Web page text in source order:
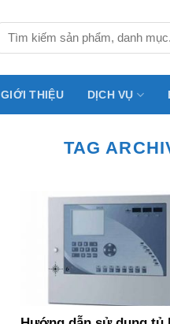
kiếm:
GIỚI THIỆU DỊCH VỤ
TAG